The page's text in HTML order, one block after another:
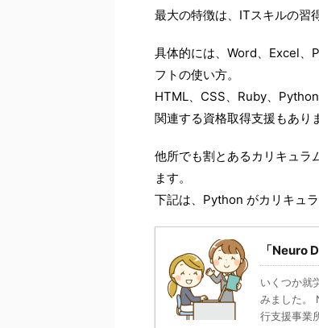
最大の特徴は、ITスキルの習
具体的には、Word、Excel
フトの使い方。
HTML、CSS、Ruby、
関連する資格取得支援もあり
他所でも割とあるカリキュラ
ます。
下記は、Python がカリキュ
「Neuro
いくつか就
みました。
行支援事業